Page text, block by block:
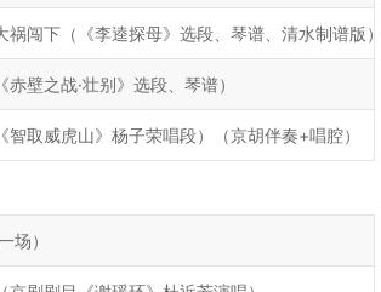
祸闯下（《李逵探母》选段、琴谱、清水制谱版
壁之战·壮别》选段、琴谱）
智取威虎山》杨子荣唱段）（京胡伴奏+唱腔）
场）